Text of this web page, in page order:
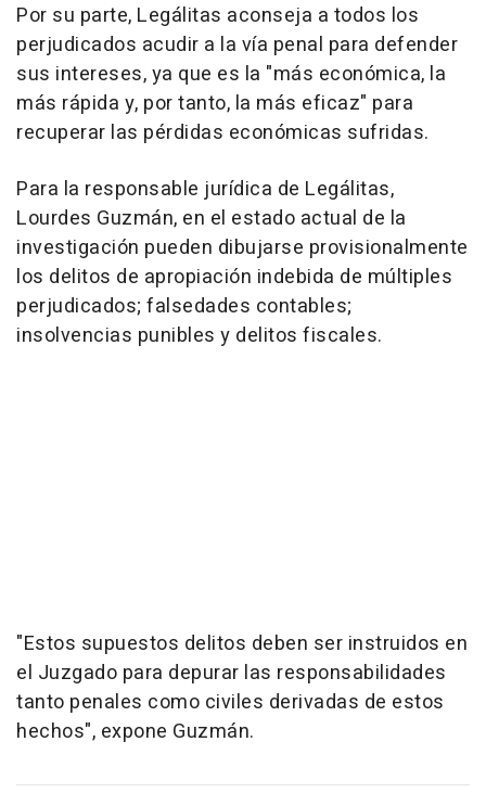
Por su parte, Legálitas aconseja a todos los
perjudicados acudir a la vía penal para defender
sus intereses, ya que es la "más económica, la
más rápida y, por tanto, la más eficaz" para
recuperar las pérdidas económicas sufridas.
Para la responsable jurídica de Legálitas,
Lourdes Guzmán, en el estado actual de la
investigación pueden dibujarse provisionalmente
los delitos de apropiación indebida de múltiples
perjudicados; falsedades contables;
insolvencias punibles y delitos fiscales.
"Estos supuestos delitos deben ser instruidos en
el Juzgado para depurar las responsabilidades
tanto penales como civiles derivadas de estos
hechos", expone Guzmán.